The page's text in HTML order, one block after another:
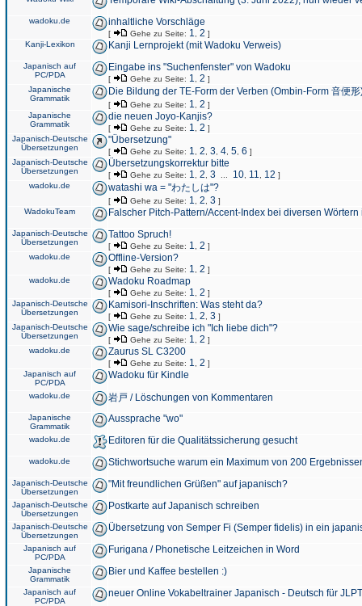
wadoku.de inhaltliche Vorschläge
[ Gehe zu Seite: 1 2 ]
Kanji-Lexikon
Kanji Lernprojekt (mit Wadoku Verweis)
Japanisch auf
PC/PDA
Eingabe ins "Suchenfenster" von Wadoku
[ Gehe zu Seite: 1 2 ]
Japanische
Grammatik
Die Bildung der TE-Form der Verben (Ombin-Form 音便形
[ Gehe zu Seite: 1 2 ]
Japanische
Grammatik
die neuen Joyo-Kanjis?
[ Gehe zu Seite: 1 2 ]
Japanisch-Deutsche
Übersetzungen
"Übersetzung"
[ Gehe zu Seite: 1 2 3 4 5 6 ]
Japanisch-Deutsche
Übersetzungen
Übersetzungskorrektur bitte
[ Gehe zu Seite: 1 2 3 10 11 12 ]
wadoku.de
watashi wa = "わたしは"?
[ Gehe zu Seite: 1 2 3 ]
WadokuTeam
Falscher Pitch-Pattern/Accent-Index bei diversen
Japanisch-Deutsche
Übersetzungen
Tattoo Spruch!
[ Gehe zu Seite: 1 2 ]
wadoku.de
Offline-Version?
[ Gehe zu Seite: 1 2 ]
wadoku.de
Wadoku Roadmap
[ Gehe zu Seite: 1 2 ]
Japanisch-Deutsche
Übersetzungen
Kamisori-Inschriften: Was steht da?
[ Gehe zu Seite: 1 2 3 ]
Japanisch-Deutsche
Übersetzungen
Wie sage/schreibe ich "Ich liebe dich"?
[ Gehe zu Seite: 1 2 ]
wadoku.de
Zaurus SL C3200
[ Gehe zu Seite: 1 2 ]
Japanisch auf
PC/PDA
Wadoku für Kindle
wadoku.de 岩戸 / Löschungen von Kommentaren
Japanische
Grammatik
Aussprache "wo"
wadoku.de Editoren für die Qualitätssicherung gesucht
wadoku.de Stichwortsuche warum ein Maximum von 200
Japanisch-Deutsche
Übersetzungen
"Mit freundlichen Grüßen" auf japanisch?
Japanisch-Deutsche
Übersetzungen
Postkarte auf Japanisch schreiben
Japanisch-Deutsche
Übersetzungen
Übersetzung von Semper Fi (Semper fidelis) in ein
Japanisch auf
PC/PDA
Furigana / Phonetische Leitzeichen in Word
Japanische
Grammatik
Bier und Kaffee bestellen :)
Japanisch auf
PC/PDA
neuer Online Vokabeltrainer Japanisch - Deutsch für